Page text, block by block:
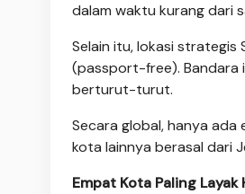
dalam waktu kurang dari
Selain itu, lokasi strategis
(passport-free). Bandara
berturut-turut.
Secara global, hanya ada
kota lainnya berasal dari
Empat Kota Paling Layak